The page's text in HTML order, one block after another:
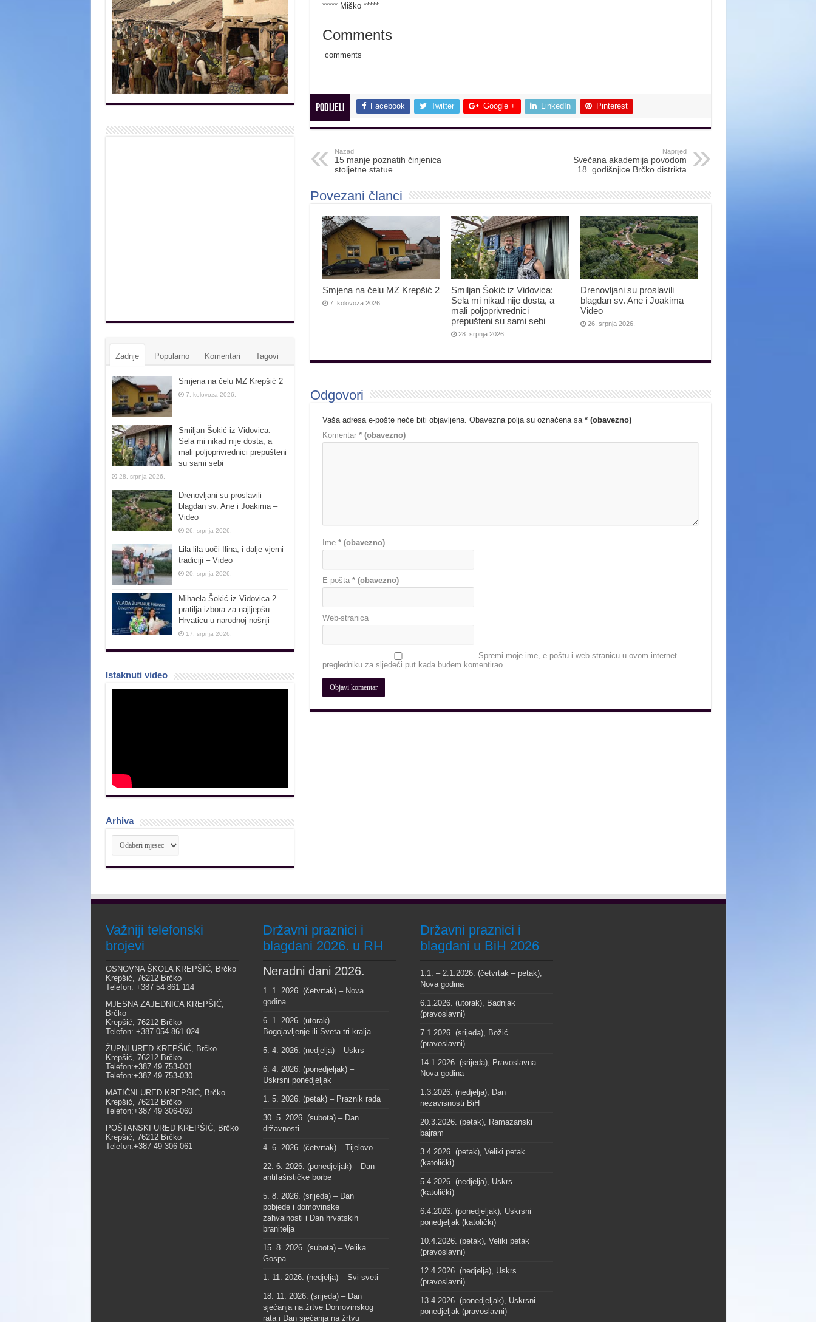
***** Miško *****
Comments
comments
Podijeli Facebook Twitter Google + LinkedIn Pinterest
Nazad
15 manje poznatih činjenica
stoljetne statue
Naprijed
Svečana akademija povodom
18. godišnjice Brčko distrikta
Povezani članci
Smjena na čelu MZ Krepšić 2
7. kolovoza 2026.
Smiljan Šokić iz Vidovica:
Sela mi nikad nije dosta, a
mali poljoprivrednici
prepušteni su sami sebi
28. srpnja 2026.
Drenovljani su proslavili
blagdan sv. Ane i Joakima –
Video
26. srpnja 2026.
Odgovori
Vaša adresa e-pošte neće biti objavljena. Obavezna polja su označena sa * (obavezno)
Komentar * (obavezno)
Ime * (obavezno)
E-pošta * (obavezno)
Web-stranica
Spremi moje ime, e-poštu i web-stranicu u ovom internet
pregledniku za sljedeći put kada budem komentirao.
Zadnje Popularno Komentari Tagovi
Smjena na čelu MZ Krepšić 2
7. kolovoza 2026.
Smiljan Šokić iz Vidovica:
Sela mi nikad nije dosta, a
mali poljoprivrednici prepušteni
su sami sebi
28. srpnja 2026.
Drenovljani su proslavili
blagdan sv. Ane i Joakima –
Video
26. srpnja 2026.
Lila lila uoči Ilina, i dalje vjerni
tradiciji – Video
20. srpnja 2026.
Mihaela Šokić iz Vidovica 2.
pratilja izbora za najljepšu
Hrvaticu u narodnoj nošnji
17. srpnja 2026.
Istaknuti video
Arhiva
Arhiva
Važniji telefonski
brojevi
OSNOVNA ŠKOLA KREPŠIĆ, Brčko
Krepšić, 76212 Brčko
Telefon: +387 54 861 114
MJESNA ZAJEDNICA KREPŠIĆ,
Brčko
Krepšić, 76212 Brčko
Telefon: +387 054 861 024
ŽUPNI URED KREPŠIĆ, Brčko
Krepšić, 76212 Brčko
Telefon:+387 49 753-001
Telefon:+387 49 753-030
MATIČNI URED KREPŠIĆ, Brčko
Krepšić, 76212 Brčko
Telefon:+387 49 306-060
POŠTANSKI URED KREPŠIĆ, Brčko
Krepšić, 76212 Brčko
Telefon:+387 49 306-061
Državni praznici i
blagdani 2026. u RH
Neradni dani 2026.
1. 1. 2026. (četvrtak) – Nova
godina
6. 1. 2026. (utorak) –
Bogojavljenje ili Sveta tri kralja
5. 4. 2026. (nedjelja) – Uskrs
6. 4. 2026. (ponedjeljak) –
Uskrsni ponedjeljak
1. 5. 2026. (petak) – Praznik rada
30. 5. 2026. (subota) – Dan
državnosti
4. 6. 2026. (četvrtak) – Tijelovo
22. 6. 2026. (ponedjeljak) – Dan
antifašističke borbe
5. 8. 2026. (srijeda) – Dan
pobjede i domovinske
zahvalnosti i Dan hrvatskih
branitelja
15. 8. 2026. (subota) – Velika
Gospa
1. 11. 2026. (nedjelja) – Svi sveti
18. 11. 2026. (srijeda) – Dan
sjećanja na žrtve Domovinskog
rata i Dan sjećanja na žrtvu
Državni praznici i
blagdani u BiH 2026
1.1. – 2.1.2026. (četvrtak – petak),
Nova godina
6.1.2026. (utorak), Badnjak
(pravoslavni)
7.1.2026. (srijeda), Božić
(pravoslavni)
14.1.2026. (srijeda), Pravoslavna
Nova godina
1.3.2026. (nedjelja), Dan
nezavisnosti BiH
20.3.2026. (petak), Ramazanski
bajram
3.4.2026. (petak), Veliki petak
(katolički)
5.4.2026. (nedjelja), Uskrs
(katolički)
6.4.2026. (ponedjeljak), Uskrsni
ponedjeljak (katolički)
10.4.2026. (petak), Veliki petak
(pravoslavni)
12.4.2026. (nedjelja), Uskrs
(pravoslavni)
13.4.2026. (ponedjeljak), Uskrsni
ponedjeljak (pravoslavni)